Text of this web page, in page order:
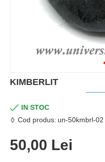
KIMBERLIT
IN STOC
Cod produs: un-50kmbrl-02
50,00 Lei